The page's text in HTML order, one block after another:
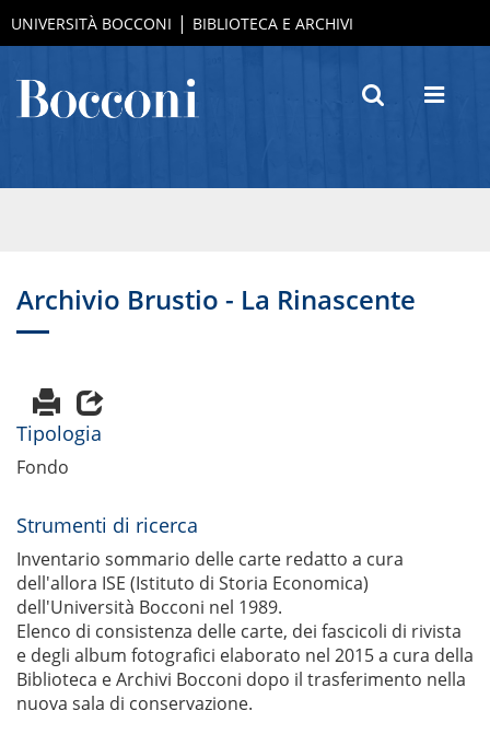
UNIVERSITÀ BOCCONI BIBLIOTECA E ARCHIVI
Archivio Brustio - La Rinascente
Tipologia
Fondo
Strumenti di ricerca
​​Inventario sommario delle carte redatto a cura
dell'allora ISE (Istituto di Storia Economica)
dell'Università Bocconi nel 1989.
Elenco di consistenza delle carte, dei fascicoli di rivista
e degli album fotografici elaborato nel 2015 a cura della
Biblioteca e Archivi Bocconi dopo il trasferimento nella
nuova sala di conservazione.